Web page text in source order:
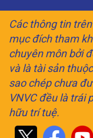
Các thông tin
mục đích tham
chuyên môn bởi
và là tài sản
sao chép chưa
VNVC đều là trái
hữu trí tuệ.